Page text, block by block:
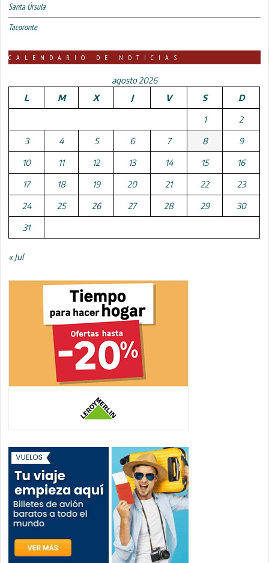
Santa Úrsula
Tacoronte
CALENDARIO DE NOTICIAS
agosto 2026
L
M X J V S D
1 2
3 4 5 6 7 8 9
10 11 12 13 14 15 16
17 18 19 20 21 22 23
24 25 26 27 28 29 30
31
« Jul